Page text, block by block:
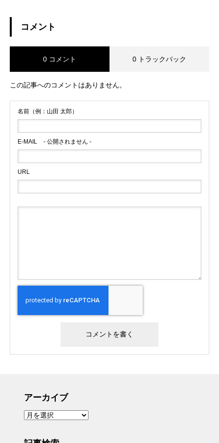
コメント
0 コメント 0 トラックバック
この記事へのコメントはありません。
名前（例：山田 太郎）
E-MAIL - 公開されません -
URL
アーカイブ
ア
ー
ブ